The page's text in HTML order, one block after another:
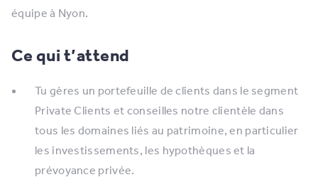
équipe à Nyon.
Ce qui t’attend
Tu gères un portefeuille de clients dans le segment
Private Clients et conseilles notre clientèle dans
tous les domaines liés au patrimoine, en particulier
les investissements, les hypothèques et la
prévoyance privée.